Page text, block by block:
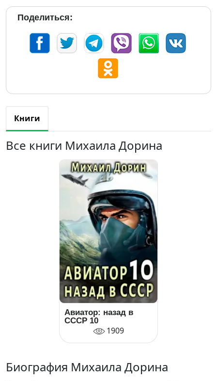
Поделиться:
Книги
Все книги Михаила Дорина
Авиатор: назад в
СССР 10
1909
Биография Михаила Дорина